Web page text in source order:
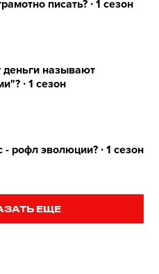
писать? ∙ 1 сезон
называют
∙ 1 сезон
- рофл эволюции? ∙ 1 сезон
ЕЩЕ